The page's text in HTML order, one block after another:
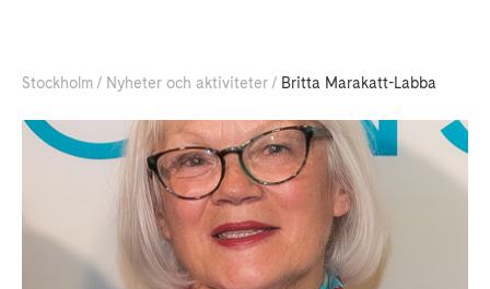
Stockholm Nyheter och aktiviteter Britta Marakatt-Labba